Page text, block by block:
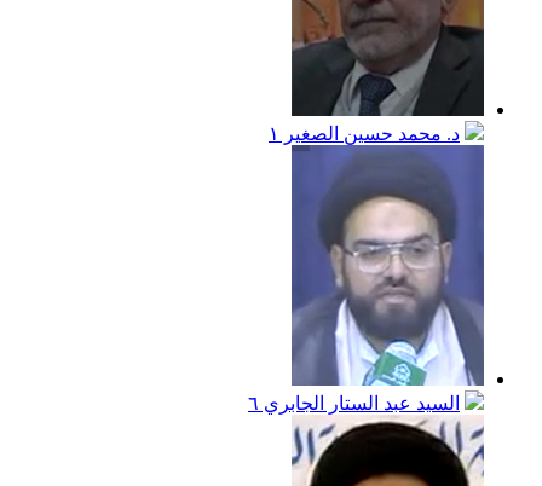
د. محمد حسين الصغير ١
السيد عبد الستار الجابري ٦